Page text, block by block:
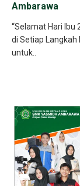
Ambarawa
“Selamat Hari Ibu
di Setiap Langkah
untuk..